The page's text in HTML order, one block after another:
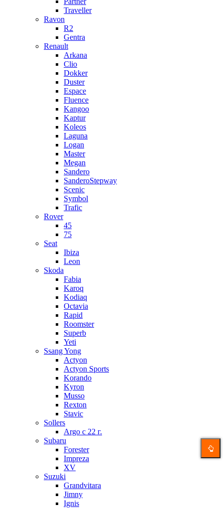
Traveller
Ravon
R2
Gentra
Renault
Arkana
Clio
Dokker
Duster
Espace
Fluence
Kangoo
Kaptur
Koleos
Laguna
Logan
Master
Megan
Sandero
SanderoStepway
Scenic
Symbol
Trafic
Rover
45
75
Seat
Ibiza
Leon
Skoda
Fabia
Karoq
Kodiaq
Octavia
Rapid
Roomster
Superb
Yeti
Ssang Yong
Actyon
Actyon Sports
Korando
Kyron
Musso
Rexton
Stavic
Sollers
Argo с 22 г.
Subaru
Forester
Impreza
XV
Suzuki
Grandvitara
Jimny
Ignis